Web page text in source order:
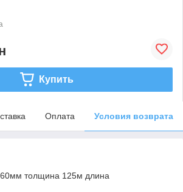
Купить
Оплата Условия возврата
60мм толщина 125м длина